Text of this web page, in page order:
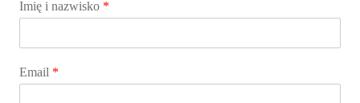
Imię i nazwisko *
Email *